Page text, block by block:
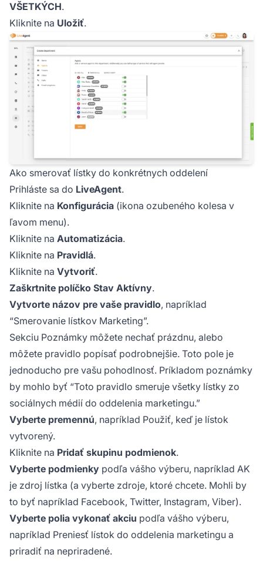
VŠETKÝCH.
Kliknite na Uložiť.
Ako smerovať lístky do konkrétnych oddelení
Prihláste sa do LiveAgent.
Kliknite na Konfigurácia (ikona ozubeného kolesa v
ľavom menu).
Kliknite na Automatizácia.
Kliknite na Pravidlá.
Kliknite na Vytvoriť.
Zaškrtnite políčko Stav Aktívny.
Vytvorte názov pre vaše pravidlo, napríklad
“Smerovanie lístkov Marketing”.
Sekciu Poznámky môžete nechať prázdnu, alebo
môžete pravidlo popísať podrobnejšie. Toto pole je
jednoducho pre vašu pohodlnosť. Príkladom poznámky
by mohlo byť “Toto pravidlo smeruje všetky lístky zo
sociálnych médií do oddelenia marketingu.”
Vyberte premennú, napríklad Použiť, keď je lístok
vytvorený.
Kliknite na Pridať skupinu podmienok.
Vyberte podmienky podľa vášho výberu, napríklad AK
je zdroj lístka (a vyberte zdroje, ktoré chcete. Mohli by
to byť napríklad Facebook, Twitter, Instagram, Viber).
Vyberte polia vykonať akciu podľa vášho výberu,
napríklad Preniesť lístok do oddelenia marketingu a
priradiť na nepriradené.